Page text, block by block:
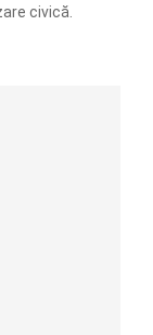
civică.